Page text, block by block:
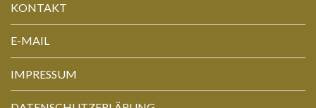
KONTAKT
E-MAIL
IMPRESSUM